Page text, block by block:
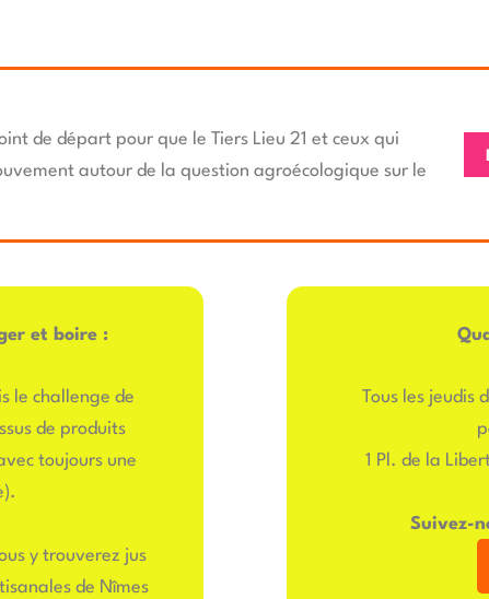
de départ pour que le Tiers Lieu 21 et ceux qui
autour de la question agroécologique sur le
et boire :
le challenge de
de produits
toujours une
y trouverez jus
de Nîmes
Tous les jeudis
1 Pl. de la
Suivez-